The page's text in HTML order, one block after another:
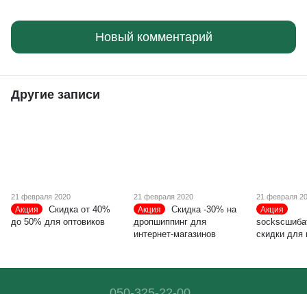
Новый комментарий
Другие записи
21 февраля 2020
Акция
Скидка от 40%
до 50% для оптовиков
21 февраля 2020
Акция
Скидка -30% на
дропшиппинг для
интернет-магазинов
21 февраля
Акция
скидки для